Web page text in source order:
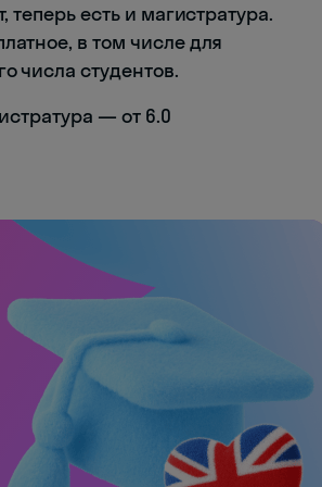
есть и магистратура.
в том числе для
числа студентов.
— от 6.0